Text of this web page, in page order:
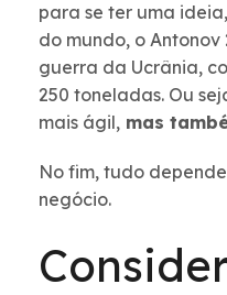
para se ter uma
do mundo, o
guerra da Ucrânia,
250 toneladas. Ou
mais ágil, mas
No fim, tudo
negócio.